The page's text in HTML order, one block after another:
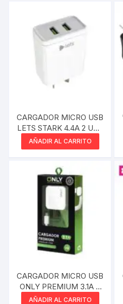
CARGADOR MICRO USB
LETS STARK 4.4A 2 USB
CON CABLE SEPARADO
AÑADIR AL CARRITO
CARGADOR MICRO USB
ONLY PREMIUM 3.1A A
2 USB CON CABLE
AÑADIR AL CARRITO